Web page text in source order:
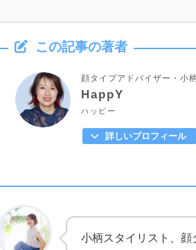
この記事の著者
顔タイプアドバイザー・小
HappY
ハッピー
詳しいプロフィール
小柄スタイリスト、